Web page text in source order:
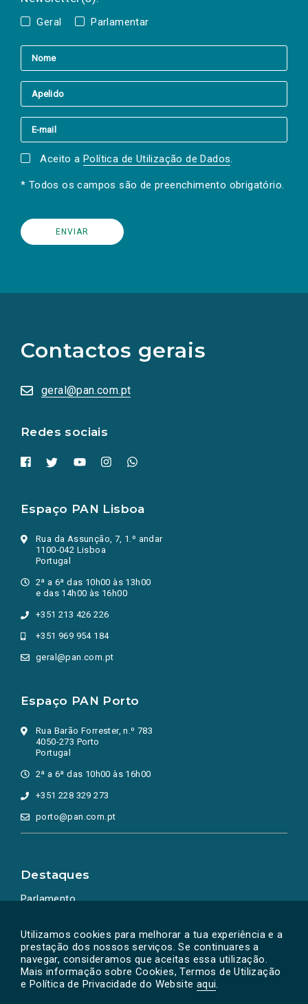
Utilizamos cookies para melhorar a tua experiência e a
prestação dos nossos serviços. Se continuares a
navegar, consideramos que aceitas essa utilização.
Mais informação sobre Cookies, Termos de Utilização
e Política de Privacidade do Website aqui.
Geral Parlamentar
Aceito a Política de Utilização de Dados.
* Todos os campos são de preenchimento obrigatório.
Contactos gerais
geral@pan.com.pt
Redes sociais
redes
sociais
numa
nova
Espaço PAN Lisboa
Rua da Assunção, 7, 1.º andar
1100-042 Lisboa
Portugal
2ª a 6ª das 10h00 às 13h00
e das 14h00 às 16h00
+351 213 426 226
+351 969 954 184
geral@pan.com.pt
Espaço PAN Porto
Rua Barão Forrester, n.º 783
4050-273 Porto
Portugal
2ª a 6ª das 10h00 às 16h00
+351 228 329 273
porto@pan.com.pt
Destaques
Parlamento